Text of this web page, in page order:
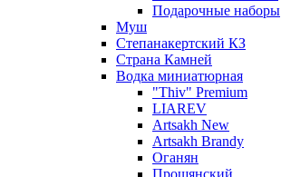
Подарочные наборы
Муш
Степанакертский КЗ
Страна Камней
Водка миниатюрная
"Thiv" Premium
LIAREV
Artsakh New
Artsakh Brandy
Оганян
Прошянский